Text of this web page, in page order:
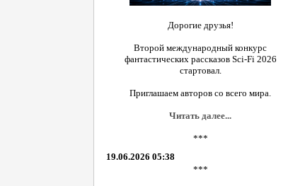
Дорогие друзья!
Второй международный конкурс
фантастических рассказов Sci-Fi 2026
стартовал.
Приглашаем авторов со всего мира.
Читать далее...
***
19.06.2026 05:38
***